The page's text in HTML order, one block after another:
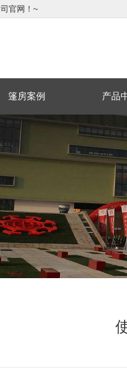
官网！~
篷房案例 产品